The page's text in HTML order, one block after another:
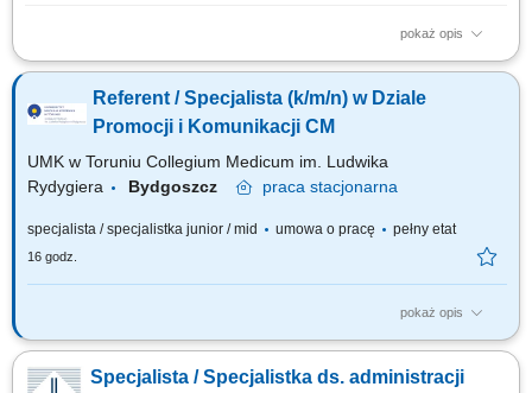
pokaż opis
Opis stanowiska: Osoba zatrudniona na powyższym stanowisku będzie
ewidencji mienia. Zakres obowiązków: prowadzenie dokumentacji oraz
obsługa systemów inwentaryzacyjnych, udział w pracach komisji
Referent / Specjalista (k/m/n) w Dziale
Promocji i Komunikacji CM
UMK w Toruniu Collegium Medicum im. Ludwika
Rydygiera
Bydgoszcz praca stacjonarna
specjalista / specjalistka junior / mid umowa o pracę pełny etat
16 godz.
pokaż opis
Główne obowiązki: obsługa wniosków w systemie Workflow związanych z
administracyjnej oraz obsługa obiegu dokumentów, prowadzenie
Specjalista / Specjalistka ds. administracji